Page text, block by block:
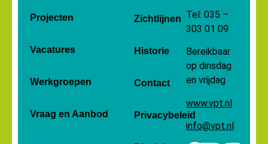
Projecten
Vacatures
Werkgroepen
Vraag en Aanbod
Zichtlijnen
Historie
Contact
Privacybeleid
Tel: 035 –
303 01 09
Bereikbaar
op dinsdag
en vrijdag
www.vpt.nl
info@vpt.nl